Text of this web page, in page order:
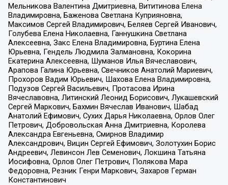
Мельникова Валентина Дмитриевна, Вититинова Елена
Владимировна, Баженова Светлана Куприяновна,
Максимов Сергей Владимирович, Беляев Сергей Иванович,
Голубева Елена Николаевна, Ганнушкина Светлана
Алексеевна, Закс Елена Владимировна, Буртина Елена
Юрьевна, Гендель Людмила Залмановна, Кокорина
Екатерина Алексеевна, Шуманов Илья Вячеславович,
Арапова Галина Юрьевна, Свечников Анатолий Мариевич,
Прохоров Вадим Юрьевич, Шахова Елена Владимировна,
Подузов Сергей Васильевич, Протасова Ирина
Вячеславовна, Литинский Леонид Борисович, Лукашевский
Сергей Маркович, Бахмин Вячеслав Иванович, Шабад
Анатолий Ефимович, Сухих Дарья Николаевна, Орлов Олег
Петрович, Добровольская Анна Дмитриевна, Королева
Александра Евгеньевна, Смирнов Владимир
Александрович, Вицин Сергей Ефимович, Золотухин Борис
Андреевич, Левинсон Лев Семенович, Локшина Татьяна
Иосифовна, Орлов Олег Петрович, Полякова Мара
Федоровна, Резник Генри Маркович, Захаров Герман
Константинович